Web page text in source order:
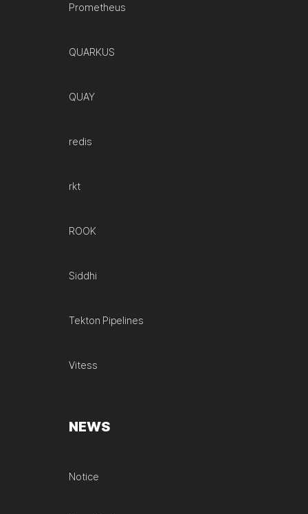
Prometheus
QUARKUS
QUAY
redis
rkt
ROOK
Siddhi
Tekton Pipelines
Vitess
NEWS
Notice